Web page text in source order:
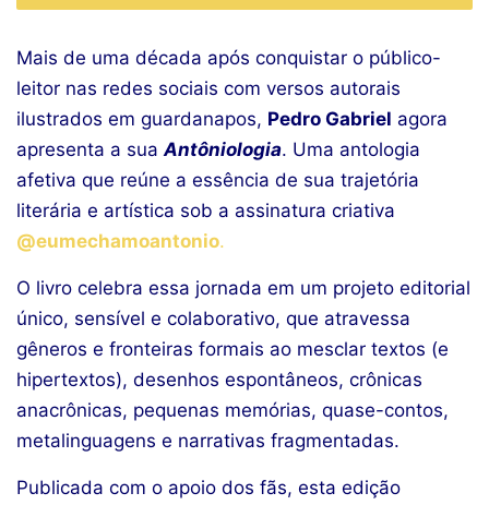
Mais de uma década após conquistar o público-
leitor nas redes sociais com versos autorais
ilustrados em guardanapos, Pedro Gabriel agora
apresenta a sua Antôniologia. Uma antologia
afetiva que reúne a essência de sua trajetória
literária e artística sob a assinatura criativa
@eumechamoantonio.
O livro celebra essa jornada em um projeto editorial
único, sensível e colaborativo, que atravessa
gêneros e fronteiras formais ao mesclar textos (e
hipertextos), desenhos espontâneos, crônicas
anacrônicas, pequenas memórias, quase-contos,
metalinguagens e narrativas fragmentadas.
Publicada com o apoio dos fãs, esta edição